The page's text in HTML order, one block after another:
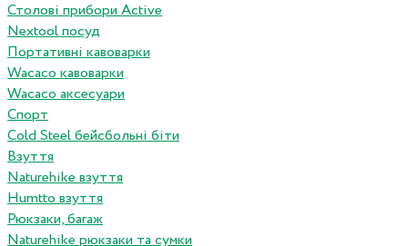
Столові прибори Active
Nextool посуд
Портативні кавоварки
Wacaco кавоварки
Wacaco аксесуари
Спорт
Cold Steel бейсбольні біти
Взуття
Naturehike взуття
Humtto взуття
Рюкзаки, багаж
Naturehike рюкзаки та сумки